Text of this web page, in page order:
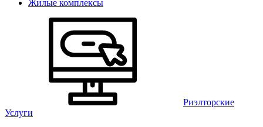
Жилые комплексы
Риэлторские
Услуги